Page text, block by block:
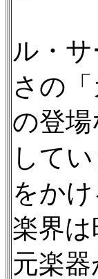
ル・
さの
の登
して
をか
楽界
元楽